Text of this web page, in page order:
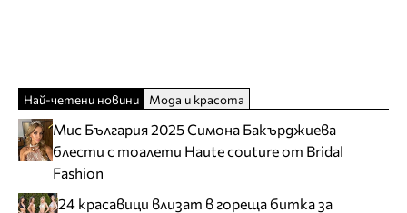
Най-четени новини Мода и красота
Мис България 2025 Симона Бакърджиева
блести с тоалети Haute couture от Bridal
Fashion
24 красавици влизат в гореща битка за